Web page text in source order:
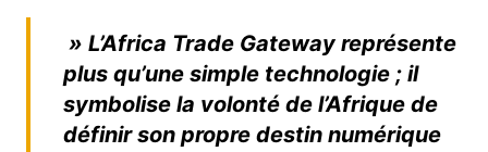
» L’Africa Trade Gateway représente
plus qu’une simple technologie ; il
symbolise la volonté de l’Afrique de
définir son propre destin numérique